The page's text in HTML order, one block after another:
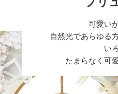
可愛い
自然光であらゆる
い
たまらなく可
る広い空間のスタジ